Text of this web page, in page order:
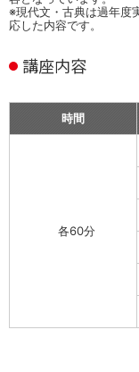
※現代文・古典は過年度
応した内容です。
講座内容
時間
各60分